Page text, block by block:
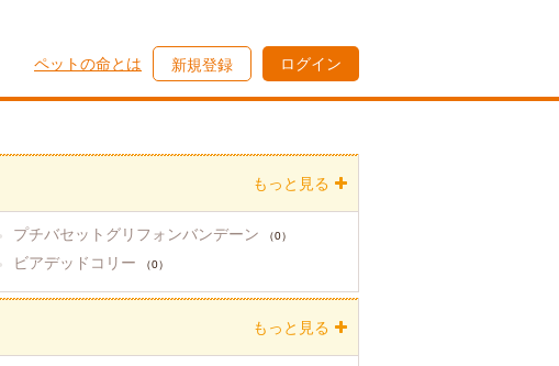
ペットの命とは 新規登録 ログイン
プチバセットグリフォンバンデーン （0）
ビアデッドコリー （0）
もっと見る
もっと見る